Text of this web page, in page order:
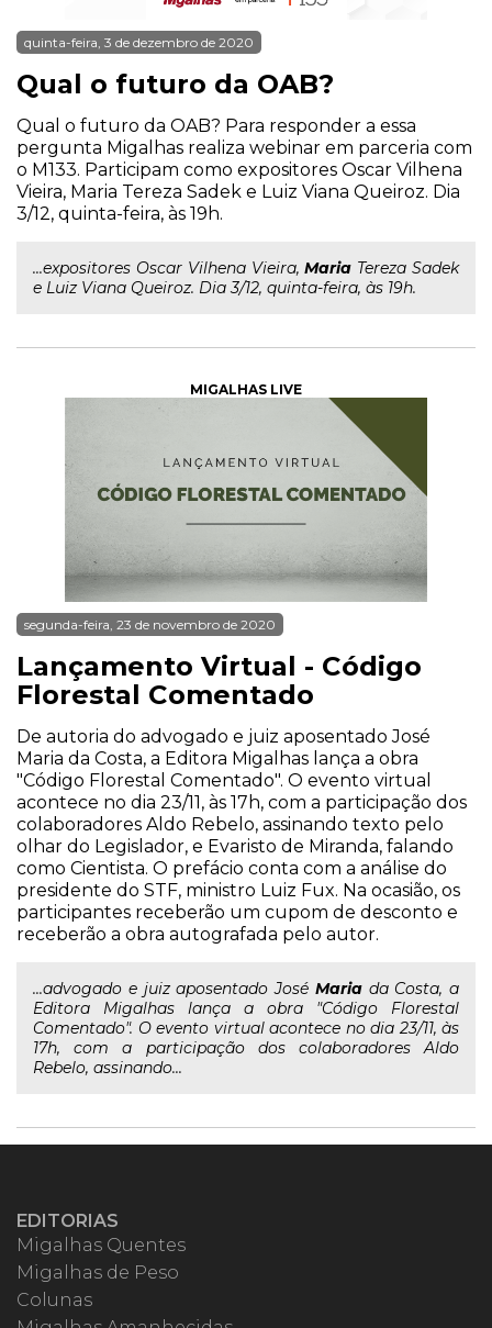
quinta-feira, 3 de dezembro de 2020
Qual o futuro da OAB?
Qual o futuro da OAB? Para responder a essa
pergunta Migalhas realiza webinar em parceria com
o M133. Participam como expositores Oscar Vilhena
Vieira, Maria Tereza Sadek e Luiz Viana Queiroz. Dia
3/12, quinta-feira, às 19h.
...expositores Oscar Vilhena Vieira,Maria Tereza Sadek
e Luiz Viana Queiroz. Dia 3/12, quinta-feira, às 19h.
MIGALHAS LIVE
segunda-feira, 23 de novembro de 2020
Lançamento Virtual - Código
Florestal Comentado
De autoria do advogado e juiz aposentado José
Maria da Costa, a Editora Migalhas lança a obra
"Código Florestal Comentado". O evento virtual
acontece no dia 23/11, às 17h, com a participação dos
colaboradores Aldo Rebelo, assinando texto pelo
olhar do Legislador, e Evaristo de Miranda, falando
como Cientista. O prefácio conta com a análise do
presidente do STF, ministro Luiz Fux. Na ocasião, os
participantes receberão um cupom de desconto e
receberão a obra autografada pelo autor.
...advogado e juiz aposentado José Mariada Costa, a
Editora Migalhas lança a obra "Código Florestal
Comentado". O evento virtual acontece no dia 23/11, às
17h, com a participação dos colaboradores Aldo
Rebelo, assinando...
EDITORIAS
Migalhas Quentes
Migalhas de Peso
Colunas